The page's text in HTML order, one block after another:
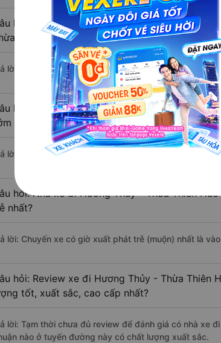
hỏi: Mỗi ngày có bao nhiêu chuyến xe
Thiên Huế ?
lời: Trung bình mỗi ngày có khoảng 5 chuyến xe bắt
hỏi: Nhà xe đi Tuy Phong - Bình Thuận
nhất?
lời: Chuyến xe có giờ xuất phát sớm nhất vào lúc
hỏi: Nhà xe đi Hương Thủy - Thừa Thiên
nhất?
lời: Chuyến xe có giờ xuất phát trễ (muộn) nhất là
hỏi: Review xe đi Hương Thủy - Thừa Thiên
tốt, xuất sắc, cao cấp nhất?
lời: Tạm thời chưa đủ review để đánh giá có nhà xe
nào ở tuyến đường này có chất lượng xuất sắc.